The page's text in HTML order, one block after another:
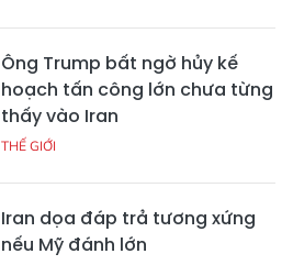
Ông Trump bất ngờ hủy kế
hoạch tấn công lớn chưa từng
thấy vào Iran
THẾ GIỚI
Iran dọa đáp trả tương xứng
nếu Mỹ đánh lớn